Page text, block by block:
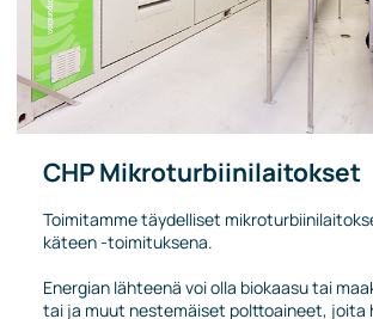
CHP Mikroturbiinilaitokset
Toimitamme täydelliset
käteen -toimituksena.
Energian lähteenä voi olla biokaasu tai
tai ja muut nestemäiset polttoaineet, joita